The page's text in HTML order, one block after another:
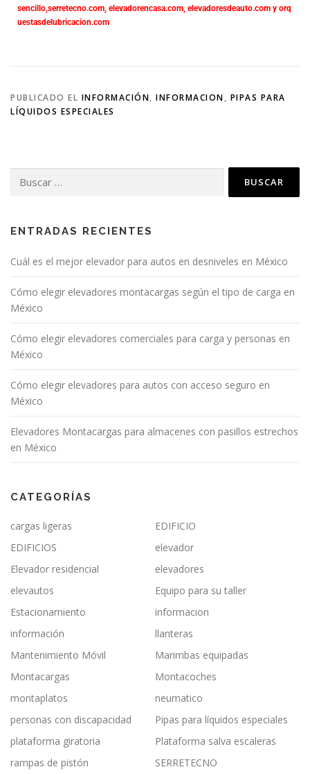
sencillo,serretecno.com, elevadorencasa.com, elevadoresdeauto.com y orq
uestasdelubricacion.com
PUBLICADO EL INFORMACIÓN, INFORMACION, PIPAS PARA
LÍQUIDOS ESPECIALES
ENTRADAS RECIENTES
Cuál es el mejor elevador para autos en desniveles en México
Cómo elegir elevadores montacargas según el tipo de carga en
México
Cómo elegir elevadores comerciales para carga y personas en
México
Cómo elegir elevadores para autos con acceso seguro en
México
Elevadores Montacargas para almacenes con pasillos estrechos
en México
CATEGORÍAS
cargas ligeras
EDIFICIO
EDIFICIOS
elevador
Elevador residencial
elevadores
elevautos
Equipo para su taller
Estacionamiento
informacion
información
llanteras
Mantenimiento Móvil
Marimbas equipadas
Montacargas
Montacoches
montaplatos
neumatico
personas con discapacidad
Pipas para líquidos especiales
plataforma giratoria
Plataforma salva escaleras
rampas de pistón
SERRETECNO